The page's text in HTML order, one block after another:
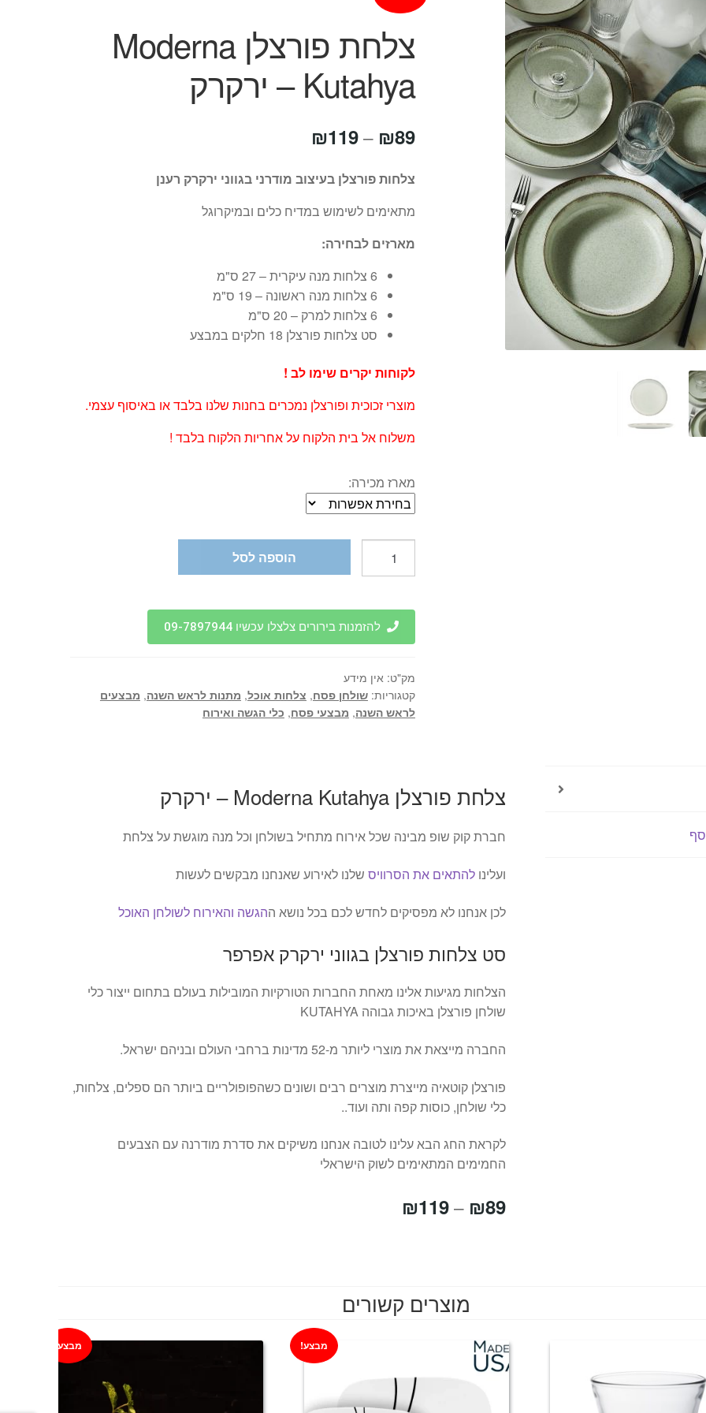
צלחת פורצלן Moderna
Kutahya – ירקרק
₪89
–
₪119
עד
צלחות פורצלן בעיצוב מודרני בגווני ירקרק רענן
מתאימים לשימוש במדיח כלים ובמיקרוגל
מארזים לבחירה:
6 צלחות מנה עיקרית – 27 ס"מ
6 צלחות מנה ראשונה – 19 ס"מ
6 צלחות למרק – 20 ס"מ
סט צלחות פורצלן 18 חלקים במבצע
לקוחות יקרים שימו לב !
מוצרי זכוכית ופורצלן נמכרים בחנות שלנו בלבד או באיסוף עצמי.
משלוח אל בית הלקוח על אחריות הלקוח בלבד !
מארז מכירה:
פורצלן
Moderna
Kutahya
ירקרק
הוספה לסל
להזמנות בירורים צלצלו עכשיו 09-7897944
מק"ט: אין מידע
קטגוריות:שולחן פסח, צלחות אוכל, מתנות לראש השנה, מבצעים
לראש השנה, מבצעי פסח, כלי הגשה ואירוח
צלחת פורצלן Moderna Kutahya – ירקרק
חברת קוק שופ מבינה שכל אירוח מתחיל בשולחן וכל מנה מוגשת על צלחת
ועלינולהתאים את הסרוויס שלנו לאירוע שאנחנו מבקשים לעשות
לכן אנחנו לא מפסיקים לחדש לכם בכל נושא ההגשה והאירוח לשולחן האוכל
סט צלחות פורצלן בגווני ירקרק אפרפר
הצלחות מגיעות אלינו מאחת החברות הטורקיות המובילות בעולם בתחום ייצור כלי
שולחן פורצלן באיכות גבוהה KUTAHYA
החברה מייצאת את מוצרי ליותר מ-52 מדינות ברחבי העולם ובניהם ישראל.
פורצלן קוטאיה מייצרת מוצרים רבים ושונים כשהפופולריים ביותר הם ספלים, צלחות,
כלי שולחן, כוסות קפה ותה ועוד..
לקראת החג הבא עלינו לטובה אנחנו משיקים את סדרת מודרנה עם הצבעים
החמימים המתאימים לשוק הישראלי
₪89
–
₪119
מוצרים קשורים
מבצע! מבצע!